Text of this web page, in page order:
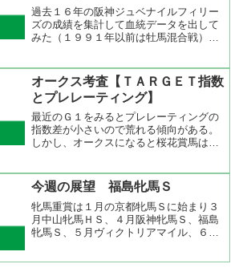
過去１６年の阪神ジュベナイルフィリー
ズの成績を集計して血統データを出して
みた（１９９１年以前は牡馬混合戦）。
るが、大系統でみるとNorthern Dancer系
が７勝で...
オークス考査【ＴＡＲＧＥＴ指数
とプレレーティング】
最近のＧ１をみるとプレレーティングの
指数差が小さいので荒れる傾向がある。
しかし、オークスになると桜花賞馬は当
そろプレレーティングが威力を発揮する
かも。これまでもプレレーテ...
今週の展望 福島牝馬Ｓ
牝馬重賞は１月の京都牝馬Ｓに始まり３
月中山牝馬ＨＳ、４月阪神牝馬Ｓ、福島
牝馬Ｓ、５月ヴィクトリアマイル、６月